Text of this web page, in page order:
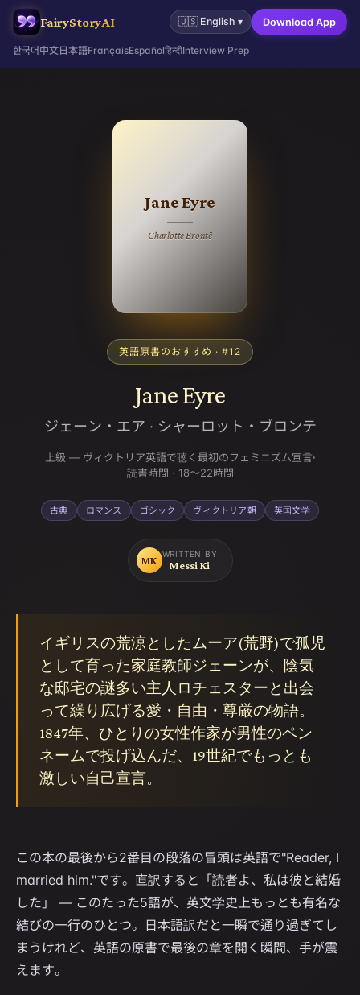
FairyStoryAI 🇺🇸 English ▾ Download App
한국어 中文日本語FrançaisEspañolहिन्दीInterview Prep
Jane Eyre
Charlotte Brontë
英語原書のおすすめ · #12
Jane Eyre
ジェーン・エア · シャーロット・ブロンテ
上級 — ヴィクトリア英語で聴く最初のフェミニズム宣言
読書時間 · 18〜22時間
古典 ロマンス ゴシック ヴィクトリア朝 英国文学
MK
WRITTEN BY
Messi Ki
イギリスの荒涼としたムーア(荒野)で孤児
として育った家庭教師ジェーンが、陰気
な邸宅の謎多い主人ロチェスターと出会
って繰り広げる愛・自由・尊厳の物語。
1847年、ひとりの女性作家が男性のペン
ネームで投げ込んだ、19世紀でもっとも
激しい自己宣言。
この本の最後から2番目の段落の冒頭は英語で"Reader, I
married him."です。直訳すると「読者よ、私は彼と結婚
した」 — このたった5語が、英文学史上もっとも有名な
結びの一行のひとつ。日本語訳だと一瞬で通り過ぎてし
まうけれど、英語の原書で最後の章を開く瞬間、手が震
えます。